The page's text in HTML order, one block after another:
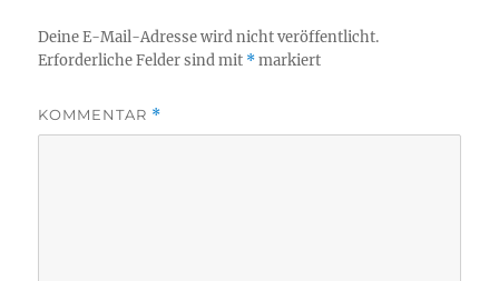
Deine E-Mail-Adresse wird nicht veröffentlicht.
Erforderliche Felder sind mit *markiert
KOMMENTAR *